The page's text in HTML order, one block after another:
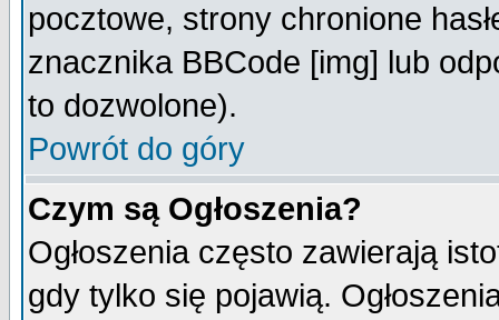
pocztowe, strony chronione
znacznika BBCode [img] lub
to dozwolone).
Powrót do góry
Czym są Ogłoszenia?
Ogłoszenia często zawierają
gdy tylko się pojawią.